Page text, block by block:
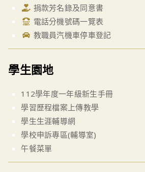
捐款芳名錄及同意書
電話分機號碼一覽表
教職員汽機車停車登記
學生園地
112學年度一年級新生手冊
學習歷程檔案上傳教學
學生生涯輔導網
學校申訴專區(輔導室)
午餐菜單